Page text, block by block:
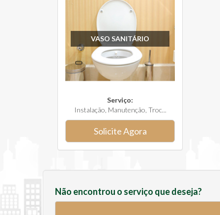
VASO SANITÁRIO
Serviço:
Instalação, Manutenção, Troc...
Solicite Agora
Não encontrou o serviço que deseja?